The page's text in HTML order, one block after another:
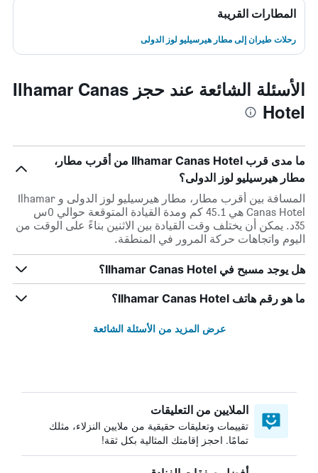
المطارات القريبة
رحلات طيران إلى مطار هيرسيليو لوز الدولى
الأسئلة الشائعة عند حجز Ilhamar Canas
Hotel
ما مدى قرب Ilhamar Canas Hotel من أقرب مطار،
مطار هيرسيليو لوز الدولى؟
المسافة بين أقرب مطار، مطار هيرسيليو لوز الدولى و Ilhamar
Canas Hotel هي 45.1 كم ومدة القيادة المتوقعة حوالي 0س
35د. يمكن أن يختلف وقت القيادة بين الاثنين بناءً على الوقت من
اليوم واتجاهات حركة المرور في المنطقة.
هل يوجد مسبح في Ilhamar Canas Hotel؟
ما هو رقم هاتف Ilhamar Canas Hotel؟
عرض المزيد من الأسئلة الشائعة
الملايين من التعليقات
تقييمات وتعليقات حقيقية من ملايين النزلاء، مثلك
تمامًا. احجز إقامتك المثالية بكل ثقة!